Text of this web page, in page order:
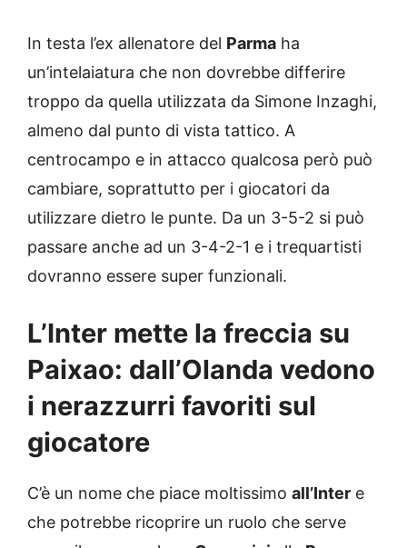
In testa l’ex allenatore del Parma ha
un’intelaiatura che non dovrebbe differire
troppo da quella utilizzata da Simone Inzaghi,
almeno dal punto di vista tattico. A
centrocampo e in attacco qualcosa però può
cambiare, soprattutto per i giocatori da
utilizzare dietro le punte. Da un 3-5-2 si può
passare anche ad un 3-4-2-1 e i trequartisti
dovranno essere super funzionali.
L’Inter mette la freccia su
Paixao: dall’Olanda vedono
i nerazzurri favoriti sul
giocatore
C’è un nome che piace moltissimo all’Inter e
che potrebbe ricoprire un ruolo che serve